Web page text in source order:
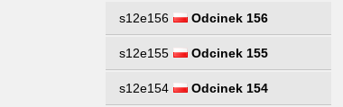
s12e156 Odcinek 156
s12e155 Odcinek 155
s12e154 Odcinek 154